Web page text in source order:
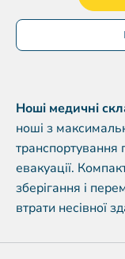
Ноші медичні
ноші з
транспортування
евакуації.
зберігання і
втрати несівної